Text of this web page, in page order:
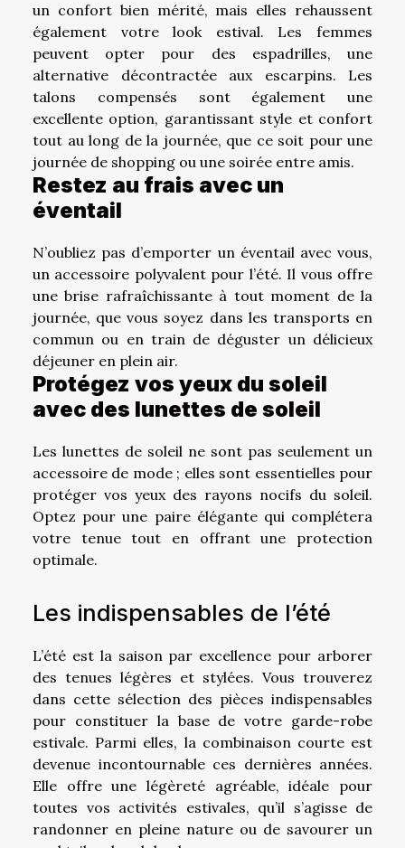
un confort bien mérité, mais elles rehaussent
également votre look estival. Les femmes
peuvent opter pour des espadrilles, une
alternative décontractée aux escarpins. Les
talons compensés sont également une
excellente option, garantissant style et confort
tout au long de la journée, que ce soit pour une
journée de shopping ou une soirée entre amis.
Restez au frais avec un
éventail
N’oubliez pas d’emporter un éventail avec vous,
un accessoire polyvalent pour l’été. Il vous offre
une brise rafraîchissante à tout moment de la
journée, que vous soyez dans les transports en
commun ou en train de déguster un délicieux
déjeuner en plein air.
Protégez vos yeux du soleil
avec des lunettes de soleil
Les lunettes de soleil ne sont pas seulement un
accessoire de mode ; elles sont essentielles pour
protéger vos yeux des rayons nocifs du soleil.
Optez pour une paire élégante qui complétera
votre tenue tout en offrant une protection
optimale.
Les indispensables de l’été
L’été est la saison par excellence pour arborer
des tenues légères et stylées. Vous trouverez
dans cette sélection des pièces indispensables
pour constituer la base de votre garde-robe
estivale. Parmi elles, la combinaison courte est
devenue incontournable ces dernières années.
Elle offre une légèreté agréable, idéale pour
toutes vos activités estivales, qu’il s’agisse de
randonner en pleine nature ou de savourer un